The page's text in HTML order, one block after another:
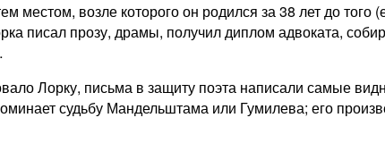
местом, возле которого он родился за 38 лет до
писал прозу, драмы, получил диплом адвоката,
Лорку, письма в защиту поэта написали самые
судьбу Мандельштама или Гумилева; его